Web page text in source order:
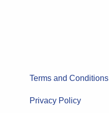
Terms and Conditions
Privacy Policy